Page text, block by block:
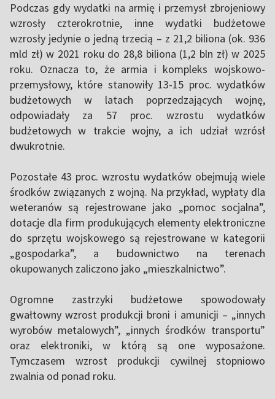
Podczas gdy wydatki na armię i przemysł zbrojeniowy
wzrosły czterokrotnie, inne wydatki budżetowe
wzrosły jedynie o jedną trzecią – z 21,2 biliona (ok. 936
mld zł) w 2021 roku do 28,8 biliona (1,2 bln zł) w 2025
roku. Oznacza to, że armia i kompleks wojskowo-
przemysłowy, które stanowiły 13-15 proc. wydatków
budżetowych w latach poprzedzających wojnę,
odpowiadały za 57 proc. wzrostu wydatków
budżetowych w trakcie wojny, a ich udział wzrósł
dwukrotnie.
Pozostałe 43 proc. wzrostu wydatków obejmują wiele
środków związanych z wojną. Na przykład, wypłaty dla
weteranów są rejestrowane jako „pomoc socjalna”,
dotacje dla firm produkujących elementy elektroniczne
do sprzętu wojskowego są rejestrowane w kategorii
„gospodarka”, a budownictwo na terenach
okupowanych zaliczono jako „mieszkalnictwo”.
Ogromne zastrzyki budżetowe spowodowały
gwałtowny wzrost produkcji broni i amunicji – „innych
wyrobów metalowych”, „innych środków transportu”
oraz elektroniki, w którą są one wyposażone.
Tymczasem wzrost produkcji cywilnej stopniowo
zwalnia od ponad roku.